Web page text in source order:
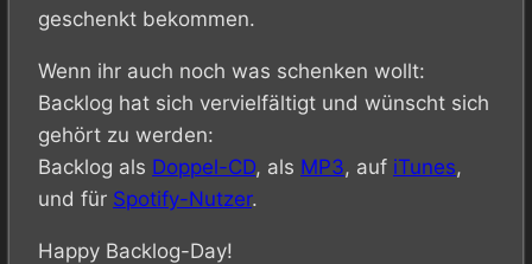
geschenkt bekommen.
Wenn ihr auch noch was schenken wollt:
Backlog hat sich vervielfältigt und wünscht sich
gehört zu werden:
Backlog als Doppel-CD, als MP3, auf iTunes,
und für Spotify-Nutzer.
Happy Backlog-Day!